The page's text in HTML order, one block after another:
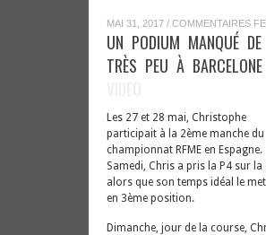
MAI 31, 2017 / COMMENTAIRES
UN PODIUM MANQUÉ DE
TRÈS PEU À BARCELONE
Les 27 et 28 mai, Christophe
participait à la 2ème manche du
championnat RFME en Espagne.
Samedi, Chris a pris la P4 sur la
alors que son temps idéal le
en 3ème position.
Dimanche, jour de la course,